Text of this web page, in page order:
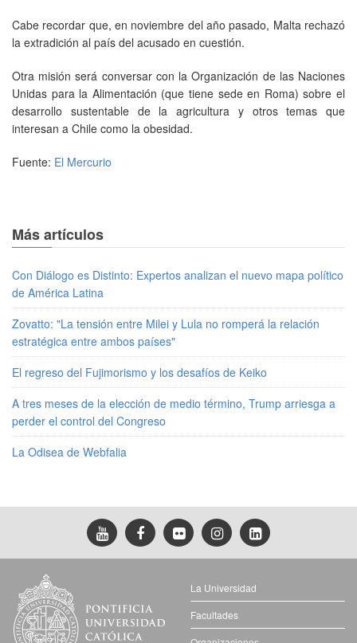
Cabe recordar que, en noviembre del año pasado, Malta rechazó
la extradición al país del acusado en cuestión.
Otra misión será conversar con la Organización de las Naciones
Unidas para la Alimentación (que tiene sede en Roma) sobre el
desarrollo sustentable de la agricultura y otros temas que
interesan a Chile como la obesidad.
Fuente: El Mercurio
Más artículos
Con Diálogo es Distinto: Expertos analizan el nuevo mapa político
de América Latina
Zovatto: "La tensión entre Milei y Lula no romperá la relación
estratégica entre ambos países"
El regreso del Fujimorismo y los desafíos de Keiko
A tres meses de la elección de medio término, Trump arriesga a
perder el control del Congreso
La Odisea de Webfalia
La Universidad
Facultades